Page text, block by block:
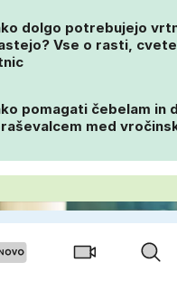
dolgo potrebujejo
Vse o rasti,
pomagati čebelam in
med